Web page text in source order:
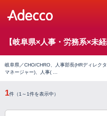
【岐阜県×人事・労務系×未
岐阜県／CHO/CHRO、人事部長(HRディレク
マネージャー)、人事( …
1件（1～1件を表示中）